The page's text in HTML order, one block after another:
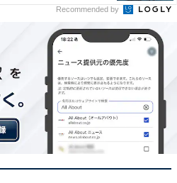
）」「二人の兄弟と浅倉南の
性／愛知県）」などのコメン
Recommended by